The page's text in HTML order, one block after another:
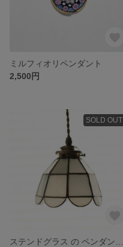
ミルフィオリペンダント
2,500円
SOLD OUT